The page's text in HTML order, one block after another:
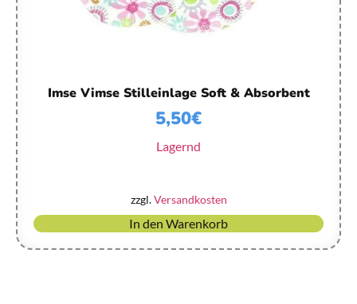
Imse Vimse Stilleinlage Soft & Absorbent
5,50€
Lagernd
zzgl.Versandkosten
In den Warenkorb